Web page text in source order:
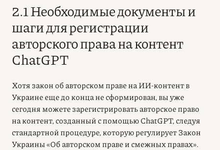
2.1 Необходимые документы и
шаги для регистрации
авторского права на контент
ChatGPT
Хотя закон об авторском праве на ИИ-контентв
Украине еще до конца не сформирован, вы уже
сегодня можете зарегистрировать авторское право
на контент, созданный с помощью ChatGPT, следуя
стандартной процедуре, которую регулирует Закон
Украины «Об авторском праве и смежных правах».